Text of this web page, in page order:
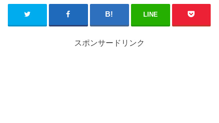
LINE
スポンサードリンク